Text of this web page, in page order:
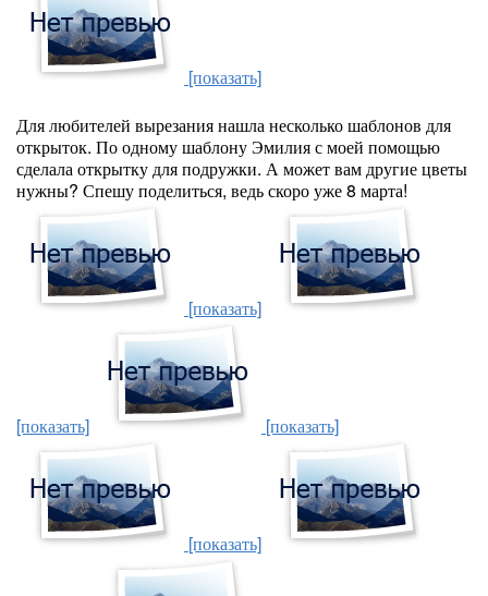
[показать]
Для любителей вырезания нашла несколько шаблонов для
открыток. По одному шаблону Эмилия с моей помощью
сделала открытку для подружки. А может вам другие цветы
нужны? Спешу поделиться, ведь скоро уже 8 марта!
[показать]
[показать] [показать]
[показать]